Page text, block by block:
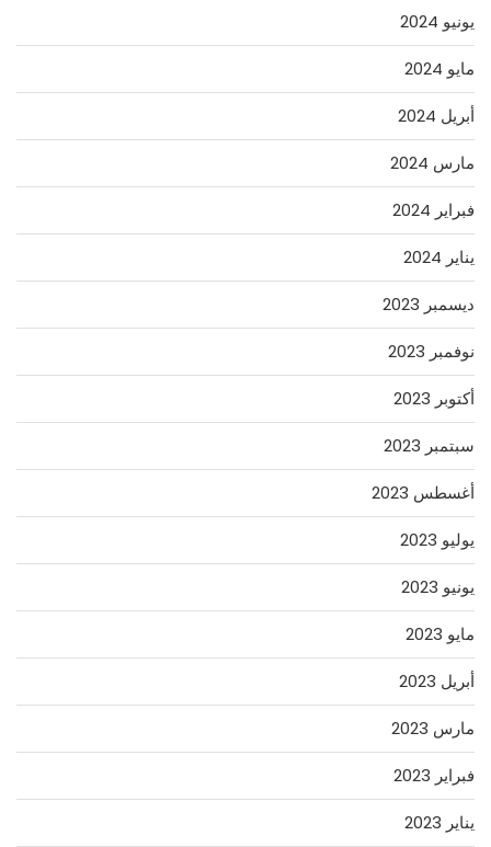
يونيو 2024
مايو 2024
أبريل 2024
مارس 2024
فبراير 2024
يناير 2024
ديسمبر 2023
نوفمبر 2023
أكتوبر 2023
سبتمبر 2023
أغسطس 2023
يوليو 2023
يونيو 2023
مايو 2023
أبريل 2023
مارس 2023
فبراير 2023
يناير 2023